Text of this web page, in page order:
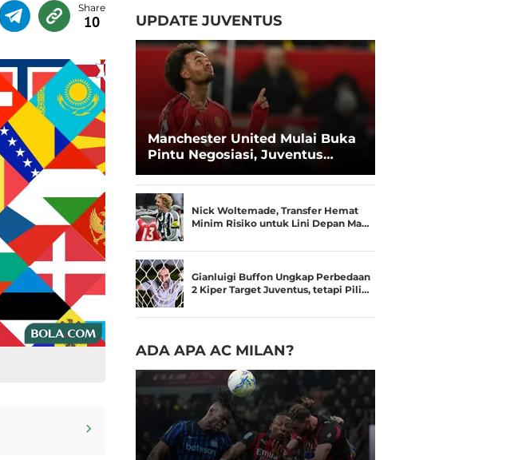
10 UPDATE JUVENTUS
Manchester United Mulai Buka
Pintu Negosiasi, Juventus
Zirkzee
Nick Woltemade, Transfer Hemat
Minim Risiko untuk Lini Depan Ma…
Gianluigi Buffon Ungkap Perbedaan
2 Kiper Target Juventus, tetapi Pili…
ADA APA AC MILAN?